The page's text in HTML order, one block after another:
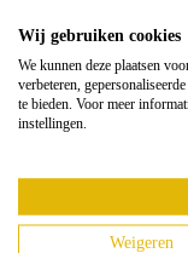
Wij gebruiken cookies
We kunnen deze plaatsen
verbeteren,
te bieden. Voor meer
instellingen.
Weigeren